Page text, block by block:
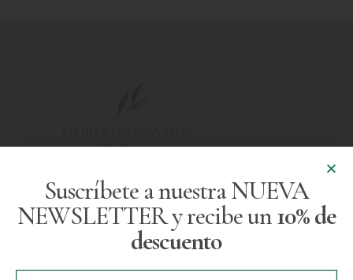
Suscríbete a nuestra NUEVA
NEWSLETTER y recibe un10% de
descuento